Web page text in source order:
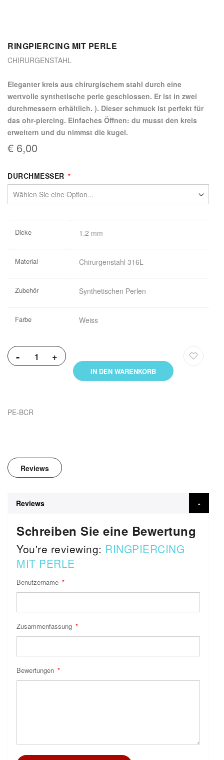
RINGPIERCING MIT PERLE
CHIRURGENSTAHL
Eleganter kreis aus chirurgischem stahl durch eine
wertvolle synthetische perle geschlossen. Er ist in zwei
durchmessern erhältlich. ). Dieser schmuck ist perfekt für
das ohr-piercing. Einfaches Öffnen: du musst den kreis
erweitern und du nimmst die kugel.
€ 6,00
DURCHMESSER
Informationen
Dicke 1.2 mm
Material Chirurgenstahl 316L
Zubehör Synthetischen Perlen
Farbe Weiss
- +
IN DEN WARENKORB
PE-BCR
Reviews
Reviews
Schreiben Sie eine Bewertung
You're reviewing: RINGPIERCING
MIT PERLE
Benutzername
Zusammenfassung
Bewertungen